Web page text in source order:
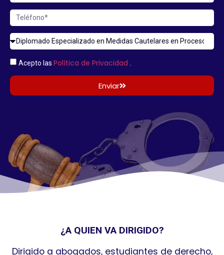
Acepto las Política de Privacidad
Enviar
¿A QUIEN VA DIRIGIDO?
Dirigido a abogados, estudiantes de derecho,